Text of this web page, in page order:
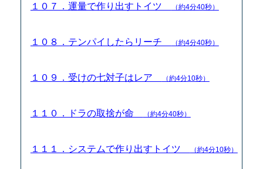
１０７．運量で作り出すトイツ （約4分40秒）
１０８．テンパイしたらリーチ （約4分40秒）
１０９．受けの七対子はレア （約4分10秒）
１１０．ドラの取捨が命 （約4分40秒）
１１１．システムで作り出すトイツ （約4分10秒）